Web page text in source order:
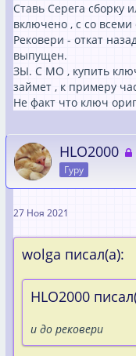
Ставь Серега сборку
включено , с со
Рековери - откат
выпущен.
ЗЫ. С МО , купить
займет , к примеру
Не факт что ключ
HLO2000
Гуру
27 Ноя 2021
wolga писал(а):
HLO2000
и до рековери